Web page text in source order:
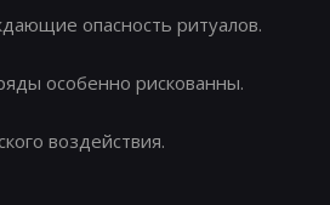
опасность ритуалов.
особенно рискованны.
воздействия.